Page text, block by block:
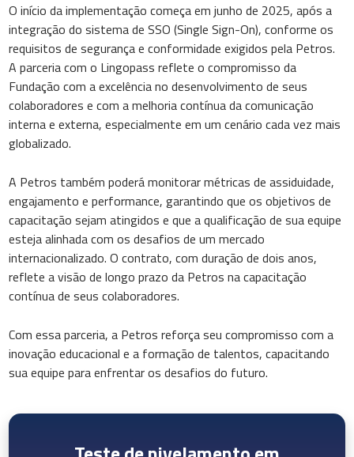
O início da implementação começa em junho de 2025, após a
integração do sistema de SSO (Single Sign-On), conforme os
requisitos de segurança e conformidade exigidos pela Petros.
A parceria com o Lingopass reflete o compromisso da
Fundação com a excelência no desenvolvimento de seus
colaboradores e com a melhoria contínua da comunicação
interna e externa, especialmente em um cenário cada vez mais
globalizado.
A Petros também poderá monitorar métricas de assiduidade,
engajamento e performance, garantindo que os objetivos de
capacitação sejam atingidos e que a qualificação de sua equipe
esteja alinhada com os desafios de um mercado
internacionalizado. O contrato, com duração de dois anos,
reflete a visão de longo prazo da Petros na capacitação
contínua de seus colaboradores.
Com essa parceria, a Petros reforça seu compromisso com a
inovação educacional e a formação de talentos, capacitando
sua equipe para enfrentar os desafios do futuro.